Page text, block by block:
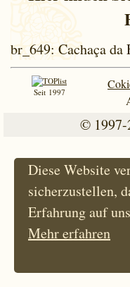
br_649: Cachaça da
Seit 1997
© 1997-
Diese Website
sicherzustellen,
Erfahrung auf
Mehr erfahren